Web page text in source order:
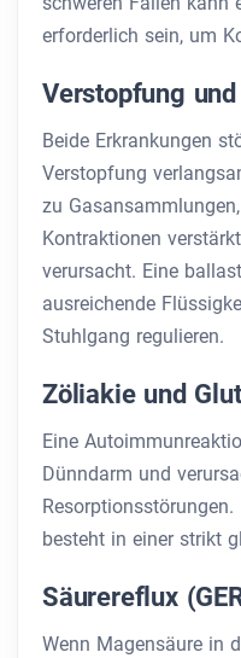
erforderlich sein, um
Verstopfung und
Beide Erkrankungen
Verstopfung
zu
Kontraktionen
verursacht. Eine
ausreichende
Stuhlgang regulieren.
Zöliakie und
Eine
Dünndarm und
besteht in einer strikt
Säurereflux
Wenn Magensäure in